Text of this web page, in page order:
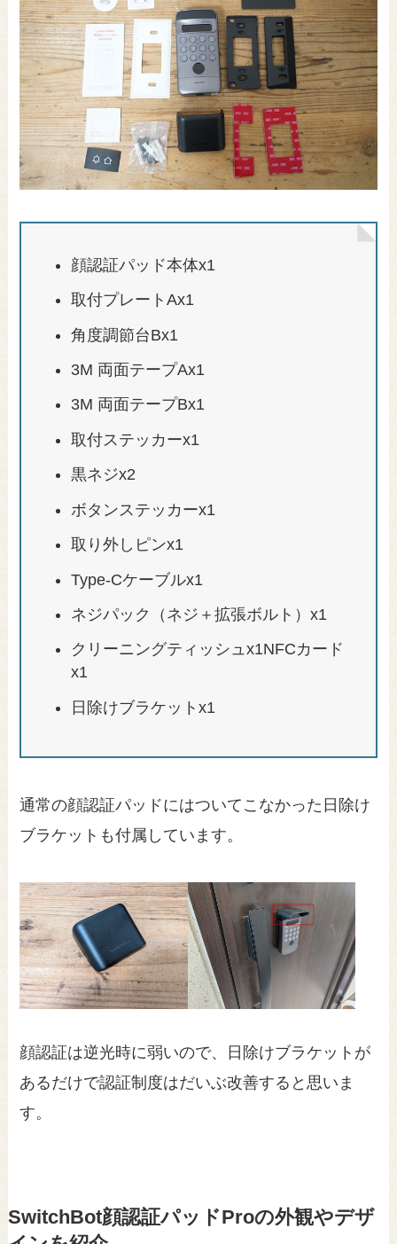
顔認証パッド本体x1
取付プレートAx1
角度調節台Bx1
3M 両面テープAx1
3M 両面テープBx1
取付ステッカーx1
黒ネジx2
ボタンステッカーx1
取り外しピンx1
Type-Cケーブルx1
ネジパック（ネジ＋拡張ボルト）x1
クリーニングティッシュx1NFCカード
x1
日除けブラケットx1
通常の顔認証パッドにはついてこなかった日除け
ブラケットも付属しています。
顔認証は逆光時に弱いので、日除けブラケットが
あるだけで認証制度はだいぶ改善すると思いま
す。
SwitchBot顔認証パッドProの外観やデザ